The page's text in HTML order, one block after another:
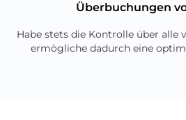
Überbuchungen
Habe stets die Kontrolle über alle
ermögliche dadurch eine